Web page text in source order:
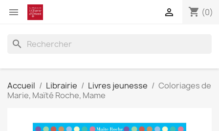
 shopping_cart (0)

search
Accueil Librairie Livres jeunesse
Coloriages de
Marie, Maïté Roche, Mame